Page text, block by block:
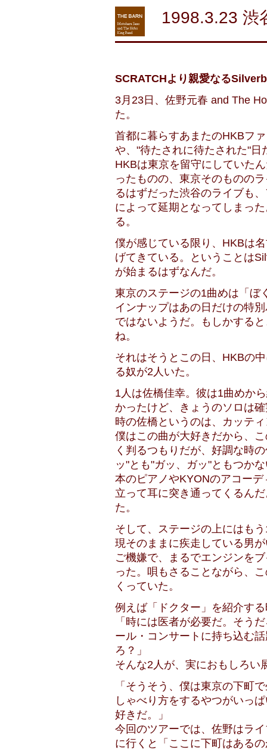
1998.3.23 渋
SCRATCHより親愛なる
3月23日、佐野元春 and The
た。
首都に暮らすあまたのHKBフ
や、"待たされに待たされた"
HKBは東京を留守にしていた
ったものの、東京そのものの
るはずだった渋谷のライブも
によって延期となってしまっ
る。
僕が感じている限り、HKBは
げてきている。ということは
が始まるはずなんだ。
東京のステージの1曲めは「ぼ
インナップはあの日だけの特
ではないようだ。もしかする
ね。
それはそうとこの日、HKBの
る奴が2人いた。
1人は佐橋佳幸。彼は1曲めか
かったけど、きょうのソロは
時の佐橋というのは、カッテ
僕はこの曲が大好きだから、
く判るつもりだが、好調な時
ッ"とも"ガッ、ガッ"ともつか
本のピアノやKYONのアコー
立って耳に突き通ってくるん
た。
そして、ステージの上にはも
現そのままに疾走している男
ご機嫌で、まるでエンジンを
った。唄もさることながら、
くっていた。
例えば「ドクター」を紹介す
「時には医者が必要だ。そう
ール・コンサートに持ち込む
ろ？」
そんな2人が、実におもしろい
「そうそう、僕は東京の下町
しゃべり方をするやつがいっ
好きだ。」
今回のツアーでは、佐野はラ
に行くと「ここに下町はある